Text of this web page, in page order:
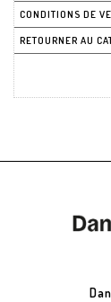
CONDITIONS DE
RETOURNER AU